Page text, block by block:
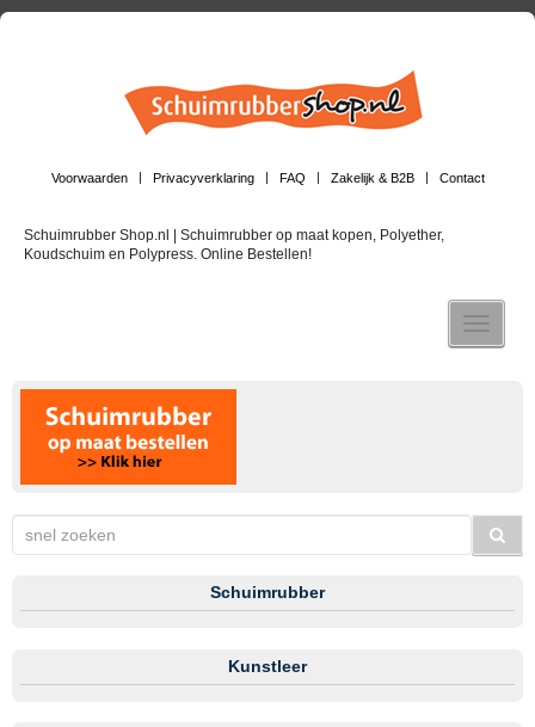
Voorwaarden Privacyverklaring FAQ Zakelijk & B2B Contact
Schuimrubber Shop.nl | Schuimrubber op maat kopen, Polyether,
Koudschuim en Polypress. Online Bestellen!
Toggle
Schuimrubber
Kunstleer